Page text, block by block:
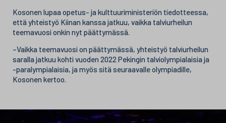
Kosonen lupaa opetus- ja kulttuuriministeriön tiedotteessa,
että yhteistyö Kiinan kanssa jatkuu, vaikka talviurheilun
teemavuosi onkin nyt päättymässä.
–Vaikka teemavuosi on päättymässä, yhteistyö talviurheilun
saralla jatkuu kohti vuoden 2022 Pekingin talviolympialaisia ja
-paralympialaisia, ja myös sitä seuraavalle olympiadille,
Kosonen kertoo.